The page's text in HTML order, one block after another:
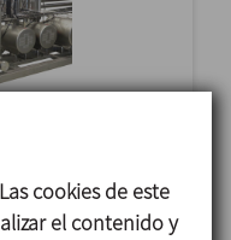
FIJO
cookies de este
el contenido y